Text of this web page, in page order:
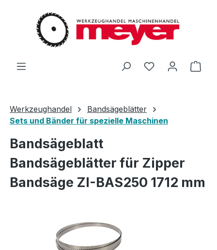
Zum Hauptinhalt springen
Du hast 0
Werkzeughandel
Bandsägeblätter
Sets und Bänder für spezielle Maschinen
Bandsägeblatt
Bandsägeblätter für Zipper
Bandsäge ZI-BAS250 1712 mm
Bildergalerie überspringen